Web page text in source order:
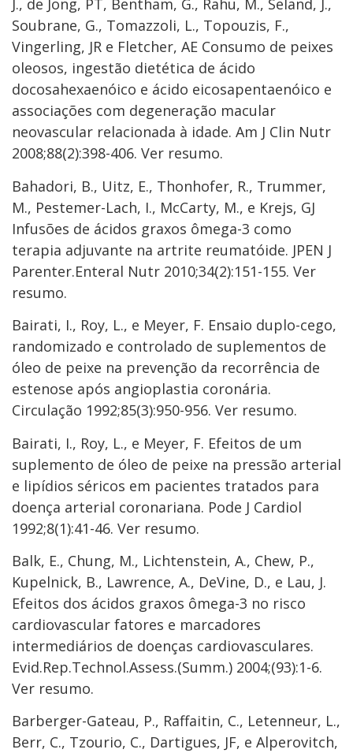
J., de Jong, PT, Bentham, G., Rahu, M., Seland, J.,
Soubrane, G., Tomazzoli, L., Topouzis, F.,
Vingerling, JR e Fletcher, AE Consumo de peixes
oleosos, ingestão dietética de ácido
docosahexaenóico e ácido eicosapentaenóico e
associações com degeneração macular
neovascular relacionada à idade. Am J Clin Nutr
2008;88(2):398-406. Ver resumo.
Bahadori, B., Uitz, E., Thonhofer, R., Trummer,
M., Pestemer-Lach, I., McCarty, M., e Krejs, GJ
Infusões de ácidos graxos ômega-3 como
terapia adjuvante na artrite reumatóide. JPEN J
Parenter.Enteral Nutr 2010;34(2):151-155. Ver
resumo.
Bairati, I., Roy, L., e Meyer, F. Ensaio duplo-cego,
randomizado e controlado de suplementos de
óleo de peixe na prevenção da recorrência de
estenose após angioplastia coronária.
Circulação 1992;85(3):950-956. Ver resumo.
Bairati, I., Roy, L., e Meyer, F. Efeitos de um
suplemento de óleo de peixe na pressão arterial
e lipídios séricos em pacientes tratados para
doença arterial coronariana. Pode J Cardiol
1992;8(1):41-46. Ver resumo.
Balk, E., Chung, M., Lichtenstein, A., Chew, P.,
Kupelnick, B., Lawrence, A., DeVine, D., e Lau, J.
Efeitos dos ácidos graxos ômega-3 no risco
cardiovascular fatores e marcadores
intermediários de doenças cardiovasculares.
Evid.Rep.Technol.Assess.(Summ.) 2004;(93):1-6.
Ver resumo.
Barberger-Gateau, P., Raffaitin, C., Letenneur, L.,
Berr, C., Tzourio, C., Dartigues, JF, e Alperovitch,